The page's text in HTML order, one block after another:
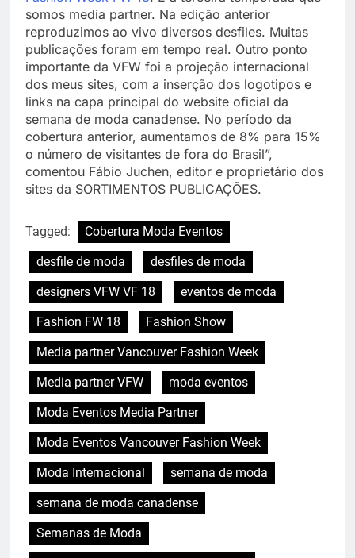
somos media partner. Na edição anterior
reproduzimos ao vivo diversos desfiles. Muitas
publicações foram em tempo real. Outro ponto
importante da VFW foi a projeção internacional
dos meus sites, com a inserção dos logotipos e
links na capa principal do website oficial da
semana de moda canadense. No período da
cobertura anterior, aumentamos de 8% para 15%
o número de visitantes de fora do Brasil”,
comentou Fábio Juchen, editor e proprietário dos
sites da SORTIMENTOS PUBLICAÇÕES.
Tagged:
Cobertura Moda Eventos
desfile de moda
desfiles de moda
designers VFW VF 18
eventos de moda
Fashion FW 18
Fashion Show
Media partner Vancouver Fashion Week
Media partner VFW
moda eventos
Moda Eventos Media Partner
Moda Eventos Vancouver Fashion Week
Moda Internacional
semana de moda
semana de moda canadense
Semanas de Moda